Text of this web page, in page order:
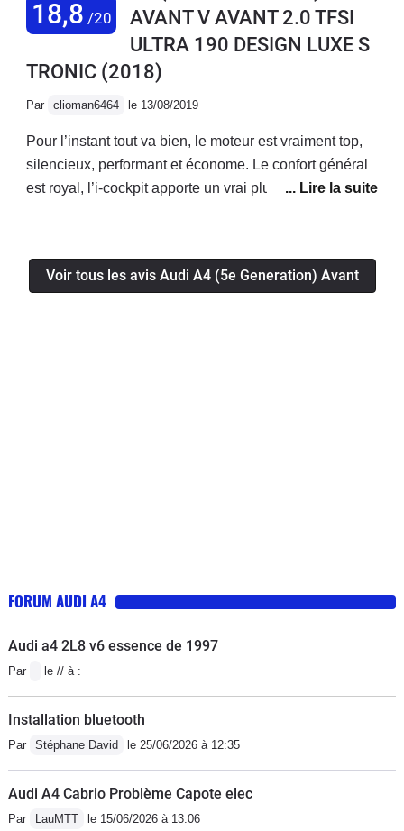
deutsche qualité
18,8 /20
AVANT V AVANT 2.0 TFSI
ULTRA 190 DESIGN LUXE S
TRONIC (2018)
Par clioman6464 le 13/08/2019
Pour l’instant tout va bien, le moteur est vraiment top,
silencieux, performant et économe. Le confort général
est royal, l’i-cockpit apporte un vrai plus! La voiture a
permet d’avoir une voiture bonne à tout faire!
Voir tous les avis Audi A4 (5e Generation) Avant
FORUM AUDI A4
Audi a4 2L8 v6 essence de 1997
Par le // à :
Installation bluetooth
Par Stéphane David le 25/06/2026 à 12:35
Audi A4 Cabrio Problème Capote elec
Par LauMTT le 15/06/2026 à 13:06